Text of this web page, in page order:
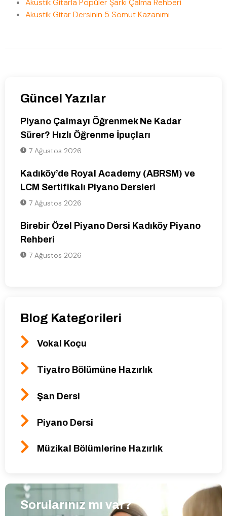
Akustik Gitarla Popüler Şarkı Çalma Rehberi
Akustik Gitar Dersinin 5 Somut Kazanımı
Güncel Yazılar
Piyano Çalmayı Öğrenmek Ne Kadar
Sürer? Hızlı Öğrenme İpuçları
7 Ağustos 2026
Kadıköy’de Royal Academy (ABRSM) ve
LCM Sertifikalı Piyano Dersleri
7 Ağustos 2026
Birebir Özel Piyano Dersi Kadıköy Piyano
Rehberi
7 Ağustos 2026
Blog Kategorileri
Vokal Koçu
Tiyatro Bölümüne Hazırlık
Şan Dersi
Piyano Dersi
Müzikal Bölümlerine Hazırlık
Sorularınız mı var?